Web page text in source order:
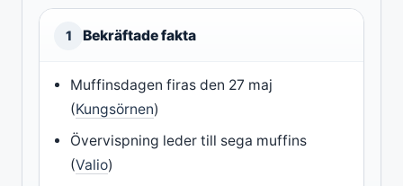
1 Bekräftade fakta
Muffinsdagen firas den 27 maj
(Kungsörnen)
Övervispning leder till sega muffins
(Valio)